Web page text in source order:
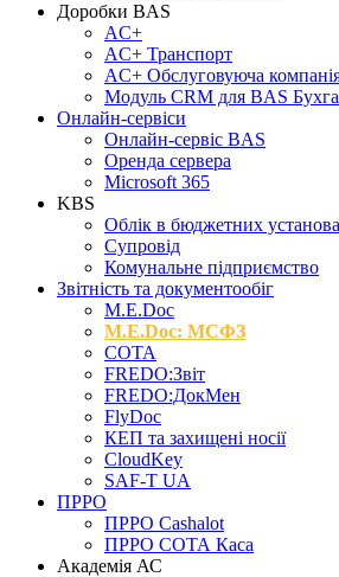
Доробки BAS
AC+
AC+ Транспорт
AC+ Обслуговуюча
Модуль CRM для BAS
Онлайн-сервіси
Онлайн-сервіс BAS
Оренда сервера
Microsoft 365
KBS
Облік в бюджетних
Супровід
Комунальне підприємство
Звітність та документообіг
M.Е.Doc
M.E.Doc: МСФЗ
СОТА
FREDO:Звіт
FREDO:ДокМен
FlyDoc
КЕП та захищені носії
CloudKey
SAF-T UA
ПРРО
ПРРО Cashalot
ПРРО СОТА Каса
Академія АС